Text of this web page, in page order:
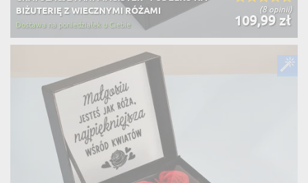
(8 opinii)
BIŻUTERIĘ Z WIECZNYMI RÓŻAMI
109,99 zł
Dostawa na poniedziałek u Ciebie